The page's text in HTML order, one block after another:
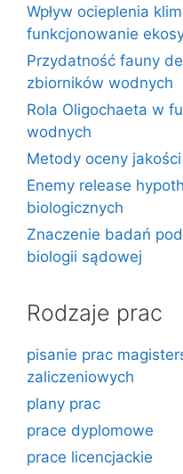
Wpływ ocieplenia
funkcjonowanie
Przydatność fauny
zbiorników wodnych
Rola Oligochaeta w
wodnych
Metody oceny
Enemy release
biologicznych
Znaczenie badań
biologii sądowej
Rodzaje prac
pisanie prac
zaliczeniowych
plany prac
prace dyplomowe
prace licencjackie